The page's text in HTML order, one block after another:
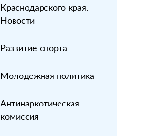
Краснодарского края.
Новости
Развитие спорта
Молодежная политика
Антинаркотическая
комиссия